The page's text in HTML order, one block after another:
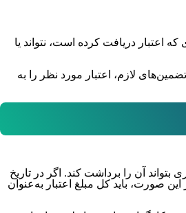
اعتبار دریافت کرده است، نتواند یا
لازم، اعتبار مورد نظر را به
آن را برداشت کند. اگر در تاریخ
صورت، باید کل مبلغ اعتبار به‌عنوان